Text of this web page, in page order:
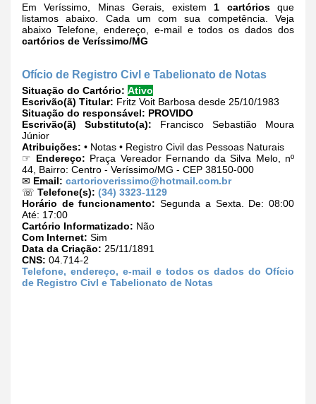
Em Veríssimo, Minas Gerais, existem 1 cartóriosque
listamos abaixo. Cada um com sua competência. Veja
abaixo Telefone, endereço, e-mail e todos os dados dos
cartórios de Veríssimo/MG
Ofício de Registro Civl e Tabelionato de Notas
Situação do Cartório: Ativo
Escrivão(ã) Titular: Fritz Voit Barbosa desde 25/10/1983
Situação do responsável: PROVIDO
Escrivão(ã) Substituto(a): Francisco Sebastião Moura
Júnior
Atribuições: • Notas • Registro Civil das Pessoas Naturais
☞ Endereço: Praça Vereador Fernando da Silva Melo, nº
44, Bairro: Centro - Veríssimo/MG - CEP 38150-000
✉ Email: cartorioverissimo@hotmail.com.br
☏ Telefone(s): (34) 3323-1129
Horário de funcionamento: Segunda a Sexta. De: 08:00
Até: 17:00
Cartório Informatizado: Não
Com Internet: Sim
Data da Criação: 25/11/1891
CNS: 04.714-2
Telefone, endereço, e-mail e todos os dados do Ofício
de Registro Civl e Tabelionato de Notas